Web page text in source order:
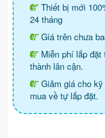
Thiết bị mới
24 tháng
Giá trên chưa
Miễn phí lắp
thành lân cận.
Giảm giá cho
mua về tự lắp đặt.